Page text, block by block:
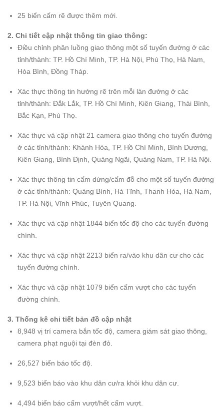
25 biển cấm rẽ được thêm mới.
2. Chi tiết cập nhật thông tin giao thông:
Điều chỉnh phân luồng giao thông một số tuyến đường ở các
tỉnh/thành: TP. Hồ Chí Minh, TP. Hà Nội, Phú Thọ, Hà Nam,
Hòa Bình, Đồng Tháp.
Xác thực thông tin hướng rẽ trên mỗi làn đường ở các
tỉnh/thành: Đắk Lắk, TP. Hồ Chí Minh, Kiên Giang, Thái Bình,
Bắc Kạn, Phú Thọ.
Xác thực và cập nhật 21 camera giao thông cho tuyến đường
ở các tỉnh/thành: Khánh Hòa, TP. Hồ Chí Minh, Bình Dương,
Kiên Giang, Bình Định, Quảng Ngãi, Quảng Nam, TP. Hà Nội.
Xác thực thông tin cấm dừng/cấm đỗ cho một số tuyến đường
ở các tỉnh/thành: Quảng Bình, Hà Tĩnh, Thanh Hóa, Hà Nam,
TP. Hà Nội, Vĩnh Phúc, Tuyên Quang.
Xác thực và cập nhật 1844 biển tốc độ cho các tuyến đường
chính.
Xác thực và cập nhật 2213 biển ra/vào khu dân cư cho các
tuyến đường chính.
Xác thực và cập nhật 1079 biển cấm vượt cho các tuyến
đường chính.
3. Thống kê chi tiết bản đồ cập nhật
8,948 vị trí camera bắn tốc độ, camera giám sát giao thông,
camera phạt nguội tại đèn đỏ.
26,527 biển báo tốc độ.
9,523 biển báo vào khu dân cư/ra khỏi khu dân cư.
4,494 biển báo cấm vượt/hết cấm vượt.